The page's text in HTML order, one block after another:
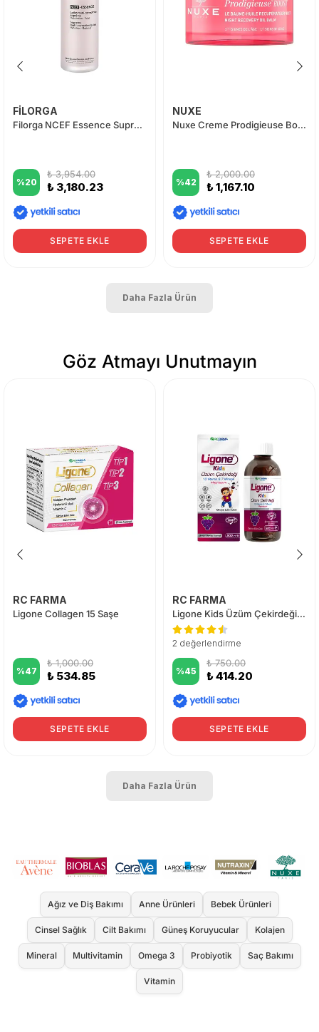
FİLORGA
Filorga NCEF Essence Supreme Multi-Correction Lotion 150 ml
%20
₺ 3,954.00
₺ 3,180.23
SEPETE EKLE
NUXE
Nuxe Creme Prodigieuse Boost Gece Kremi 50 ml
%42
₺ 2,000.00
₺ 1,167.10
SEPETE EKLE
Daha Fazla Ürün
Göz Atmayı Unutmayın
RC FARMA
Ligone Collagen 15 Saşe
%47
₺ 1,000.00
₺ 534.85
SEPETE EKLE
RC FARMA
Ligone Kids Üzüm Çekirdeği Şurup 200 ml
2 değerlendirme
%45
₺ 750.00
₺ 414.20
SEPETE EKLE
Daha Fazla Ürün
Ağız ve Diş Bakımı Anne Ürünleri Bebek Ürünleri
Cinsel Sağlık Cilt Bakımı Güneş Koruyucular Kolajen
Mineral Multivitamin Omega 3 Probiyotik Saç Bakımı
Vitamin